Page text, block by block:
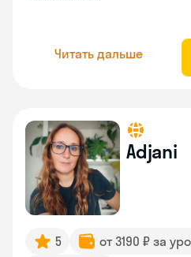
Читать дальше
Adjani
5 от 3190 ₽ за